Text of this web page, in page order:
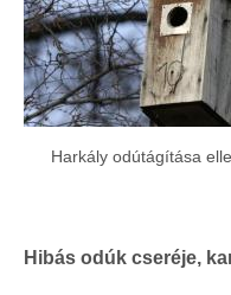
Harkály odútágítása
Hibás odúk cseréje,